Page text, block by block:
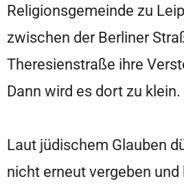
Religionsgemeinde zu
zwischen der Berliner
Theresienstraße ihre
Dann wird es dort zu klein.
Laut jüdischem Glauben
nicht erneut vergeben